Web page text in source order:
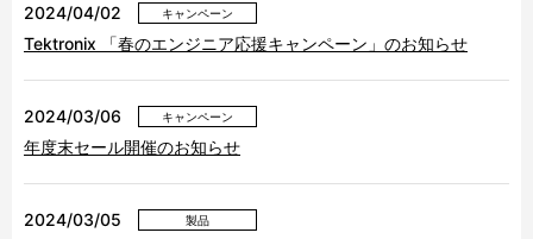
2024/04/02 キャンペーン
Tektronix 「春のエンジニア応援キャンペーン」のお知らせ
2024/03/06 キャンペーン
年度末セール開催のお知らせ
2024/03/05 製品